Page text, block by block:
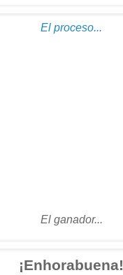
El proceso...
El ganador...
¡Enhorabuena!